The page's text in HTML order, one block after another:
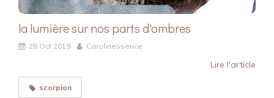
la lumière sur nos parts d'ombres
28 Oct 2019 Carolinessence
Lire l'article
scorpion